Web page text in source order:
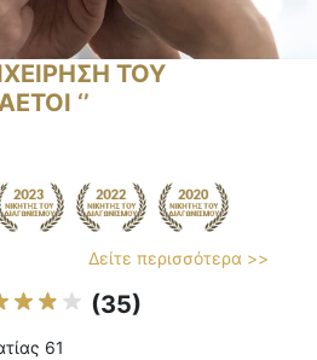
ΤΟΥ
‘’
Δείτε περισσότερα >>
(35)
61